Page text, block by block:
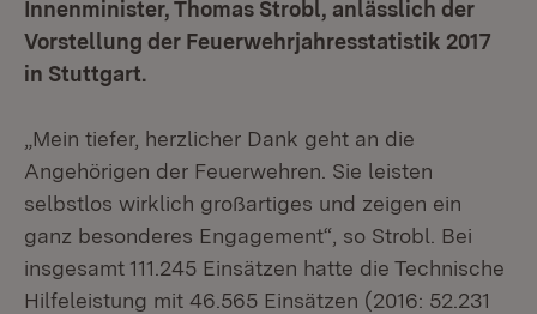
Innenminister, Thomas Strobl, anlässlich der
Vorstellung der Feuerwehrjahresstatistik 2017
in Stuttgart.
„Mein tiefer, herzlicher Dank geht an die
Angehörigen der Feuerwehren. Sie leisten
selbstlos wirklich großartiges und zeigen ein
ganz besonderes Engagement“, so Strobl. Bei
insgesamt 111.245 Einsätzen hatte die Technische
Hilfeleistung mit 46.565 Einsätzen (2016: 52.231